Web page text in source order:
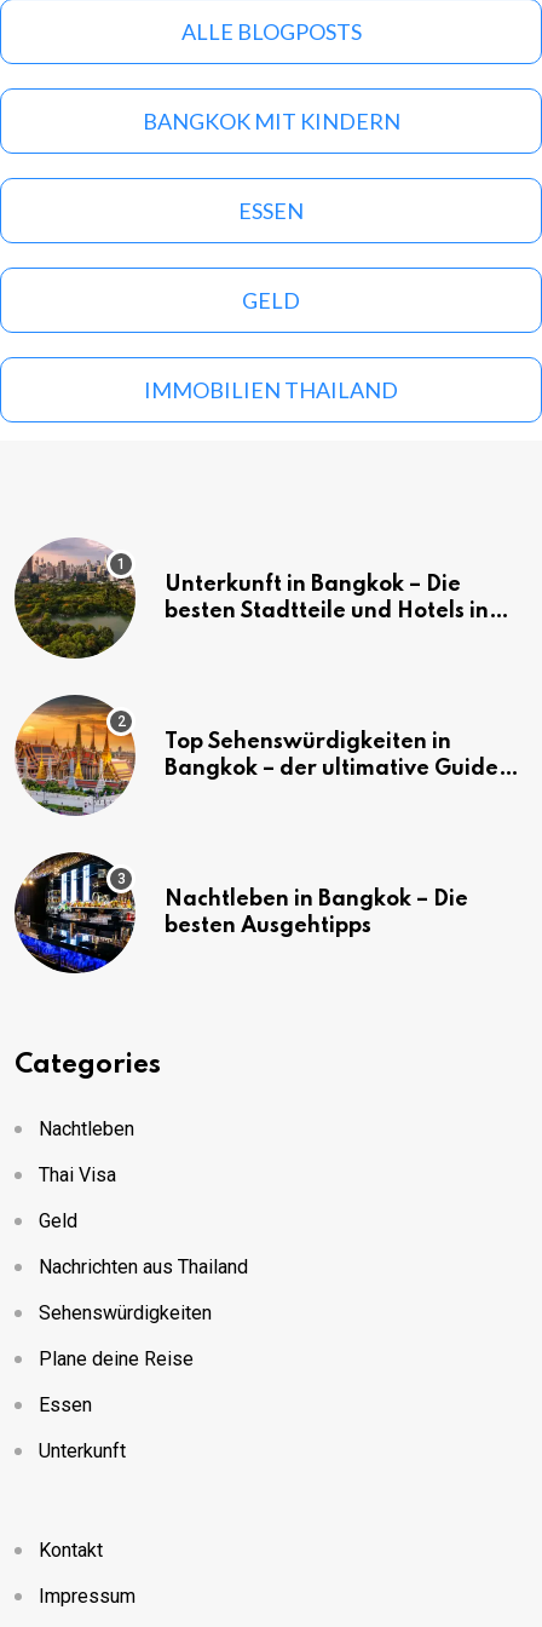
ALLE BLOGPOSTS
BANGKOK MIT KINDERN
ESSEN
GELD
IMMOBILIEN THAILAND
Unterkunft in Bangkok – Die
besten Stadtteile und Hotels in
Top Sehenswürdigkeiten in
Bangkok – der ultimative Guide
Nachtleben in Bangkok – Die
besten Ausgehtipps
Categories
Nachtleben
Thai Visa
Geld
Nachrichten aus Thailand
Sehenswürdigkeiten
Plane deine Reise
Essen
Unterkunft
Kontakt
Impressum